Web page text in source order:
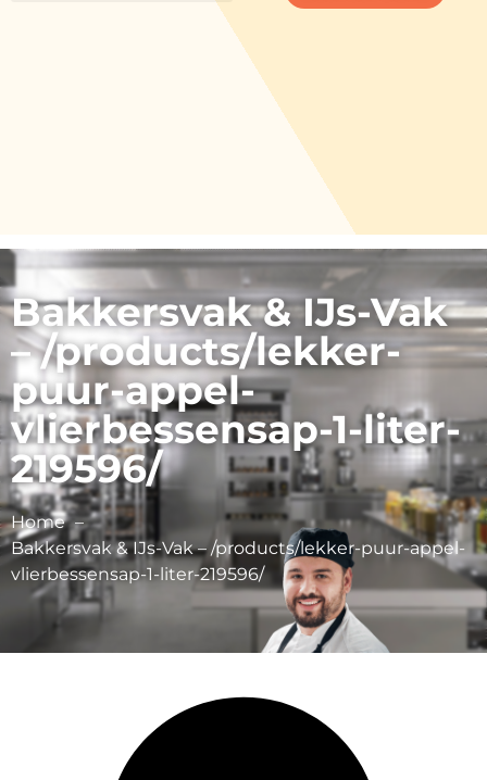
Bakkersvak & IJs-Vak
– /products/lekker-
puur-appel-
vlierbessensap-1-liter-
219596/
Home
Bakkersvak & IJs-Vak – /products/lekker-puur-appel-
vlierbessensap-1-liter-219596/
Vink Fruitboerderij